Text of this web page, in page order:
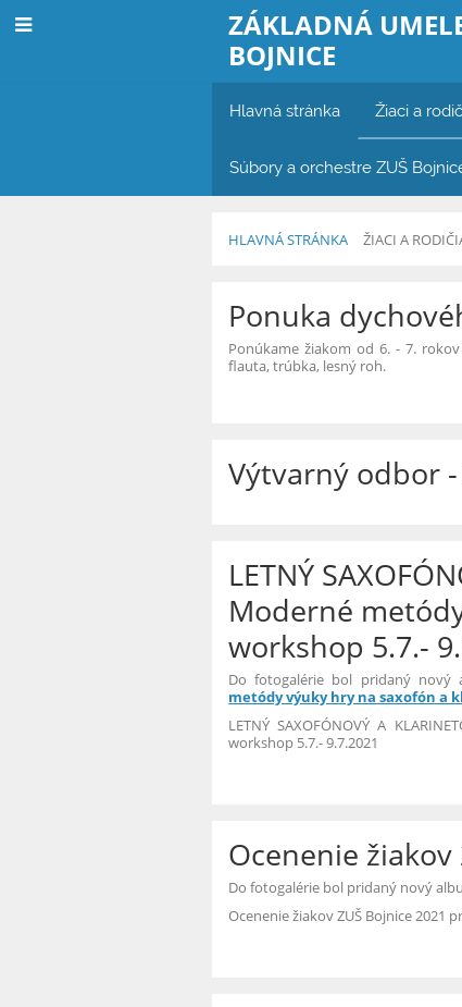
ZÁKLADNÁ
BOJNICE
Hlavná stránka Žiaci a
Súbory a orchestre ZUŠ
HLAVNÁ STRÁNKA ŽIACI A
Novinky
Ponuka
Ponúkame žiakom od 6. - 7.
flauta, trúbka, lesný roh.
Výtvarný odbor
LETNÝ
Moderné
workshop 5.7.-
Do fotogalérie bol pridaný nový
metódy výuky hry na saxofón a
LETNÝ SAXOFÓNOVÝ A
workshop 5.7.- 9.7.2021
Ocenenie žiakov
Do fotogalérie bol pridaný nový
Ocenenie žiakov ZUŠ Bojnice 2021